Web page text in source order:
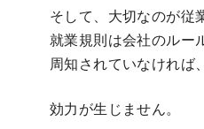
そして、大切なのが従
就業規則は会社のルー
周知されていなければ
効力が生じません。